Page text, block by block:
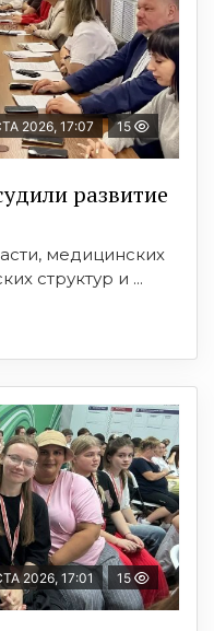
2026, 17:07 15
развитие
медицинских
структур и ...
2026, 17:01 15